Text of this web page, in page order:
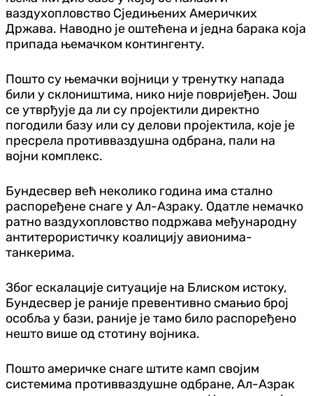
ваздухопловство Сједињених Америчких
Држава. Наводно је оштећена и једна барака која
припада њемачком контингенту.
Пошто су њемачки војници у тренутку напада
били у склоништима, нико није повријеђен. Још
се утврђује да ли су пројектили директно
погодили базу или су делови пројектила, које је
пресрела противваздушна одбрана, пали на
војни комплекс.
Бундесвер већ неколико година има стално
распоређене снаге у Ал-Азраку. Одатле немачко
ратно ваздухопловство подржава међународну
антитерористичку коалицију авионима-
танкерима.
Због ескалације ситуације на Блиском истоку,
Бундесвер је раније превентивно смањио број
особља у бази, раније је тамо било распоређено
нешто више од стотину војника.
Пошто америчке снаге штите камп својим
системима противваздушне одбране, Ал-Азрак